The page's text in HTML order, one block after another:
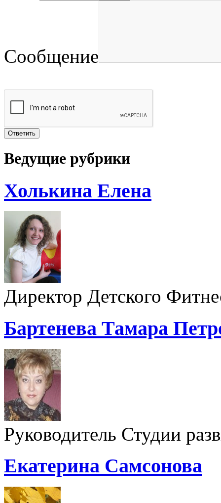
Сообщение
Ведущие рубрики
Холькина Елена
Директор Детского
Бартенева Тамара
Руководитель Студии
Екатерина Самсонова